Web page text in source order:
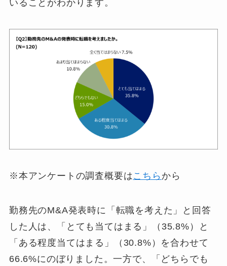
いることがわかります。
※本アンケートの調査概要はこちら から
勤務先のM&A発表時に「転職を考えた」と回答
した人は、「とても当てはまる」（35.8%）と
「ある程度当てはまる」（30.8%）を合わせて
66.6%にのぼりました。一方で、「どちらでも